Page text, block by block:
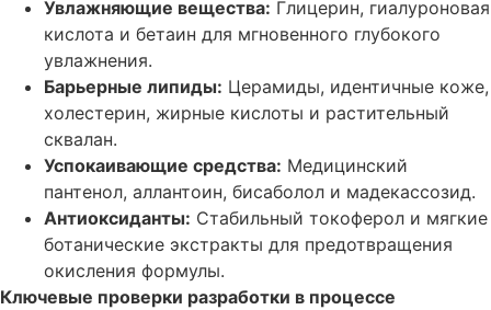
Увлажняющие вещества: Глицерин, гиалуроновая
кислота и бетаин для мгновенного глубокого
увлажнения.
Барьерные липиды: Церамиды, идентичные коже,
холестерин, жирные кислоты и растительный
сквалан.
Успокаивающие средства: Медицинский
пантенол, аллантоин, бисаболол и мадекассозид.
Антиоксиданты: Стабильный токоферол и мягкие
ботанические экстракты для предотвращения
окисления формулы.
Ключевые проверки разработки в процессе